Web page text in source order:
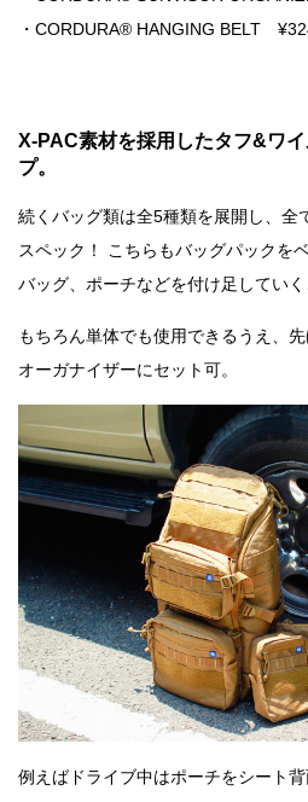
・CORDURA® HANGING BELT
X-PAC素材を採用したタフ&ワ
プ。
続くバッグ類は全5種類を展開し、全
スペック！ こちらもバッグパックを
バッグ、ポーチなどを付け足していく
もちろん単体でも使用できるうえ、
オーガナイザーにセット可。
例えばドライブ中はポーチをシート